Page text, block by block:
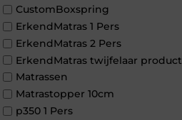
CustomBoxspring
ErkendMatras 1 Pers
ErkendMatras 2 Pers
ErkendMatras twijfelaar product
Matrassen
Matrastopper 10cm
p350 1 Pers